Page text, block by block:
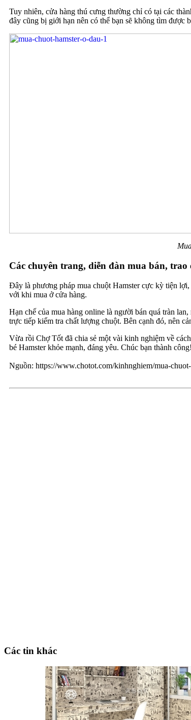
Tuy nhiên, cửa hàng thú cưng thường chỉ có tại các
đây cũng bị giới hạn nên có thể bạn sẽ không tìm được
Các chuyên trang, diễn đàn mua bán, trao
Đây là phương pháp mua chuột Hamster cực kỳ tiện
với khi mua ở cửa hàng.
Hạn chế của mua hàng online là người bán quá tràn
trực tiếp kiểm tra chất lượng chuột. Bên cạnh đó, nên
Vừa rồi Chợ Tốt đã chia sẻ một vài kinh nghiệm về
bé Hamster khỏe mạnh, đáng yêu. Chúc bạn thành công!
Nguồn: https://www.chotot.com/kinhnghiem/mua-
Các tin khác